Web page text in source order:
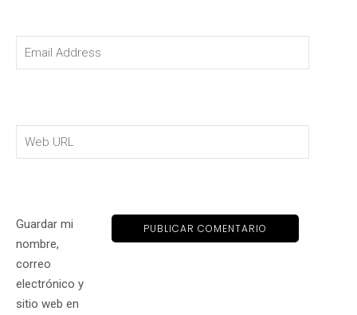
Guardar mi
nombre,
correo
electrónico y
sitio web en